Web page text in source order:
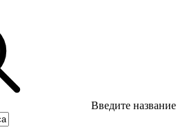
Введите название